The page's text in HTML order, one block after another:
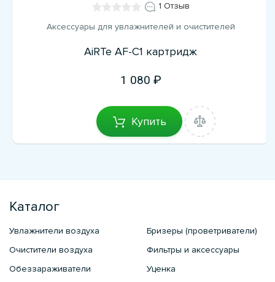
1 Отзыв
Аксессуары для увлажнителей и очистителей
AiRTe AF-C1 картридж
1 080
Купить
Каталог
Увлажнители воздуха
Очистители воздуха
Обеззараживатели
Бризеры (проветриватели)
Фильтры и аксессуары
Уценка